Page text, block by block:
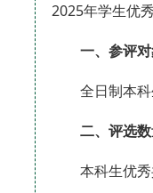
2025年学生优
一、参评
全日制本
二、评选
本科生优